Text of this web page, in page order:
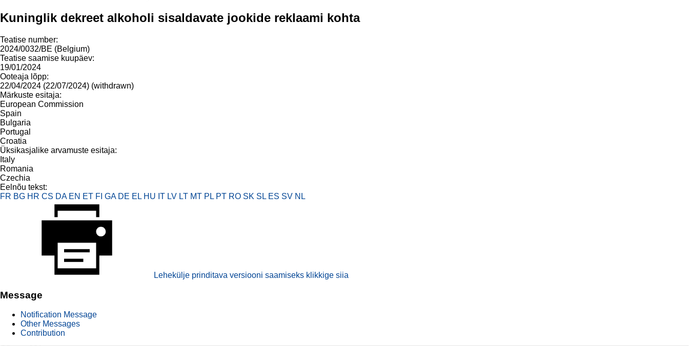
Kuninglik dekreet alkoholi sisaldavate jookide reklaami kohta
Teatise number:
2024/0032/BE (Belgium)
Teatise saamise kuupäev:
19/01/2024
Ooteaja lõpp:
22/04/2024 (22/07/2024) (withdrawn)
Märkuste esitaja:
European Commission
Spain
Bulgaria
Portugal
Croatia
Üksikasjalike arvamuste esitaja:
Italy
Romania
Czechia
Eelnõu tekst:
FR BG HR CS DA EN ET FI GA DE EL HU IT LV LT MT PL PT RO SK SL ES SV NL
Lehekülje prinditava versiooni saamiseks klikkige siia
Message
Notification Message
Other Messages
Contribution